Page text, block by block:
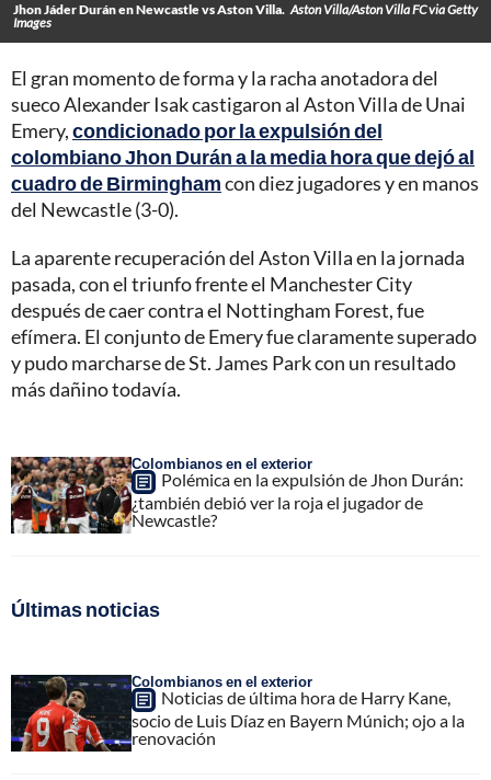
Jhon Jáder Durán en Newcastle vs Aston Villa. Aston Villa/Aston Villa FC via Getty
Images
El gran momento de forma y la racha anotadora del
sueco Alexander Isak castigaron al Aston Villa de Unai
Emery,condicionado por la expulsión del
colombiano Jhon Durán a la media hora que dejó al
cuadro de Birminghamcon diez jugadores y en manos
del Newcastle (3-0).
La aparente recuperación del Aston Villa en la jornada
pasada, con el triunfo frente el Manchester City
después de caer contra el Nottingham Forest, fue
efímera. El conjunto de Emery fue claramente superado
y pudo marcharse de St. James Park con un resultado
más dañino todavía.
Colombianos en el exterior
Polémica en la expulsión de Jhon Durán:
¿también debió ver la roja el jugador de
Newcastle?
Últimas noticias
Colombianos en el exterior
Noticias de última hora de Harry Kane,
socio de Luis Díaz en Bayern Múnich; ojo a la
renovación